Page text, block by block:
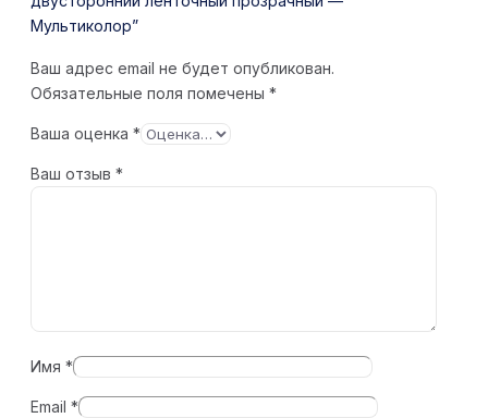
Мультиколор”
Ваш адрес email не будет опубликован.
Обязательные поля помечены *
Ваша оценка *
Ваш отзыв *
Имя *
Email *